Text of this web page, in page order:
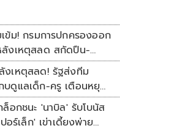
เข้ม! กรมการปกครองออก
ลังเหตุสลด สกัดปืน-
บบ
งเหตุสลด! รัฐส่งทีม
บดูแลเด็ก-ครู เตือนหยุด
งอกชนะ 'นาบิล' รับโบนัส
อร์เล็ก' เข่าเดี้ยงพ่าย